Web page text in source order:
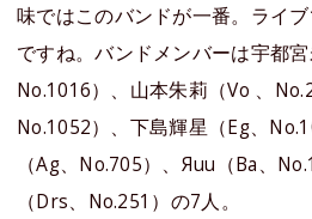
味ではこのバンドが一番。ライ
ですね。バンドメンバーは宇都宮
No.1016）、山本朱莉（Vo 、
No.1052）、下島輝星（Eg、
（Ag、No.705）、Яuu（Ba、
（Drs、No.251）の7人。